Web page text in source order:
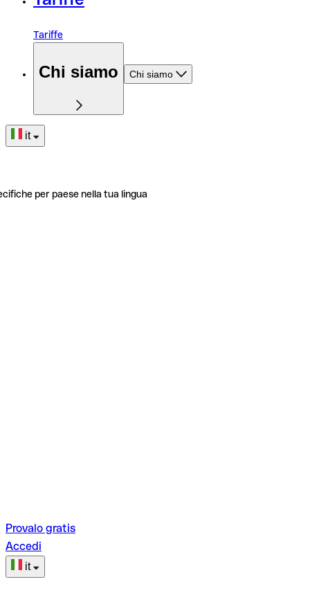
Tariffe
Chi siamo Chi siamo
it
per paese nella tua lingua
Provalo gratis
Accedi
it